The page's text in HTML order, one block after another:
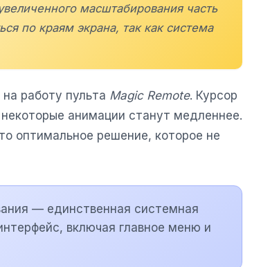
масштабирования часть
по краям экрана, так как система
работу пульта Magic Remote. Курсор
анимации станут медленнее.
оптимальное решение, которое не
— единственная системная
включая главное меню и